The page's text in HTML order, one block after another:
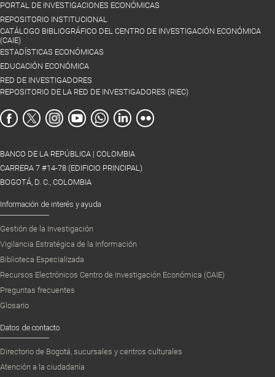
PORTAL DE INVESTIGACIONES ECONÓMICAS
REPOSITORIO INSTITUCIONAL
CATÁLOGO BIBLIOGRÁFICO DEL CENTRO DE INVESTIGACIÓN ECONÓMICA
(CAIE)
ESTADÍSTICAS ECONÓMICAS
EDUCACIÓN ECONÓMICA
RED DE INVESTIGADORES
REPOSITORIO DE LA RED DE INVESTIGADORES (RIEC)
BANCO DE LA REPÚBLICA | COLOMBIA
CARRERA 7 #14-78 (EDIFICIO PRINCIPAL)
BOGOTÁ, D. C., COLOMBIA
Información de interés y ayuda
Gestión de la Investigación
Vigilancia Estratégica de la Información
Biblioteca Especializada
Recursos Electrónicos Centro de Investigación Económica (CAIE)
Preguntas frecuentes
Glosario
Datos de contacto
Directorio de Bogotá, sucursales y centros culturales
Atención a la ciudadanía